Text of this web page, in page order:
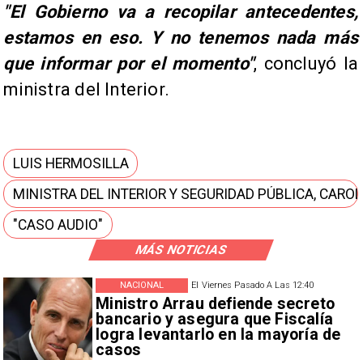
MÁS NOTICIAS
El Viernes Pasado A Las 12:40
Ministro Arrau defiende secreto
bancario y asegura que Fiscalía
logra levantarlo en la mayoría de
casos
NACIONAL
"El Gobierno va a recopilar antecedentes,
estamos en eso. Y no tenemos nada más
que informar por el momento", concluyó la
ministra del Interior.
LUIS HERMOSILLA
MINISTRA DEL INTERIOR Y SEGURIDAD PÚBLICA,
"CASO AUDIO"